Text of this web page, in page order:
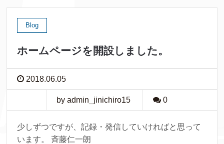
Blog
ホームページを開設しました。
2018.06.05
by admin_jinichiro15 0
少しずつですが、記録・発信していければと思って
います。 斉藤仁一朗